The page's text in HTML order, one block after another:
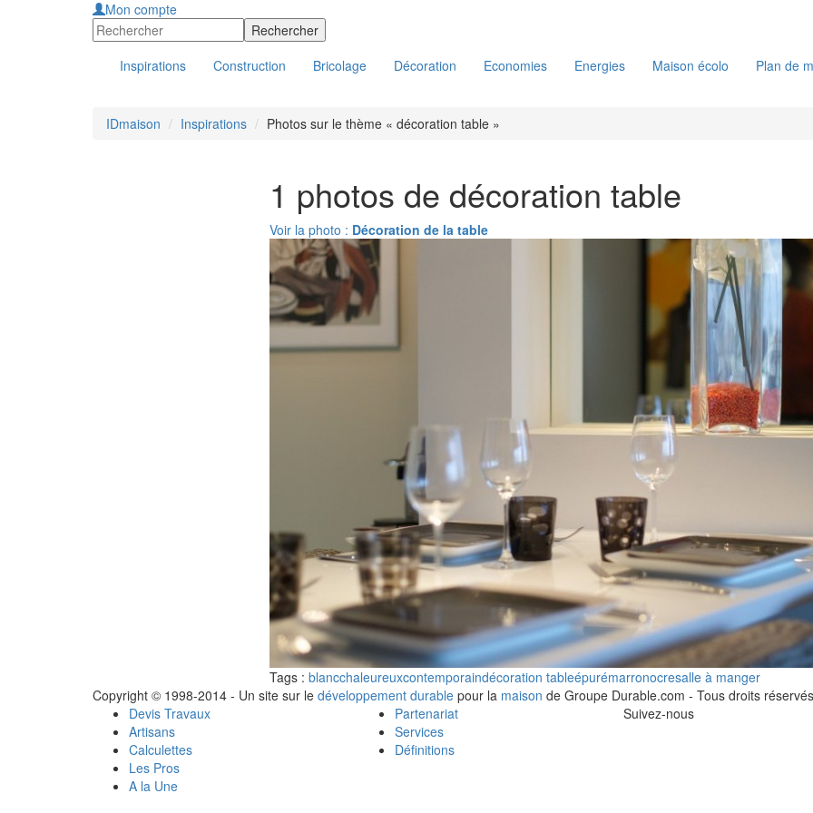
Mon compte
Inspirations Construction Bricolage Décoration Economies Energies Maison écolo Plan de
IDmaison Inspirations Photos sur le thème « décoration table »
1 photos de décoration table
Voir la photo : Décoration de la table
Tags : blancchaleureuxcontemporaindécoration tableépurémarronocresalle à manger
Copyright © 1998-2014 - Un site sur le développement durable pour la maison de Groupe Durable.com - Tous droits
Devis Travaux
Artisans
Calculettes
Les Pros
A la Une
Partenariat
Services
Définitions
Suivez-nous